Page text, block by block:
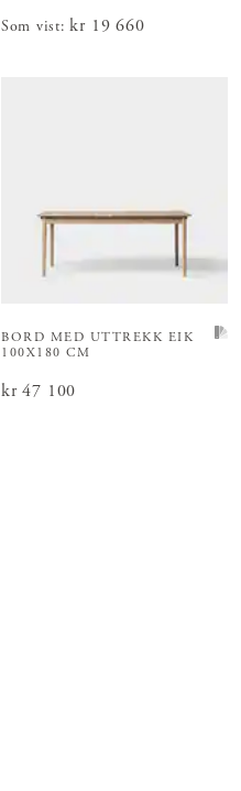
Som vist: Pris: kr 19 660
kr 19 660
BORD MED UTTREKK EIK
100X180 CM
Pris: kr 47 100
kr 47 100